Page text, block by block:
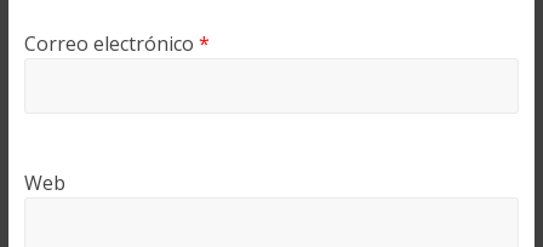
Correo electrónico *
Web